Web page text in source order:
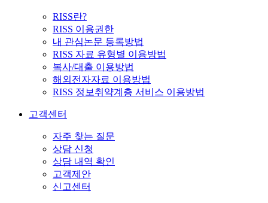
RISS란?
RISS 이용권한
내 관심논문 등록방법
RISS 자료 유형별 이용방법
복사/대출 이용방법
해외전자자료 이용방법
RISS 정보취약계층 서비스 이용방법
고객센터
자주 찾는 질문
상담 신청
상담 내역 확인
고객제안
신고센터